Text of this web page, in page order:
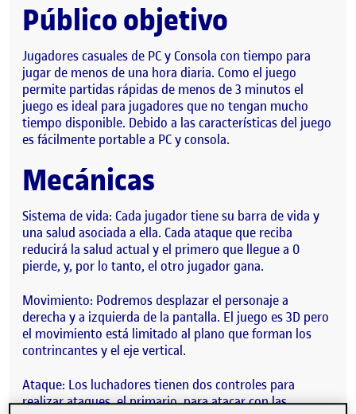
Público objetivo
Jugadores casuales de PC y Consola con tiempo para
jugar de menos de una hora diaria. Como el juego
permite partidas rápidas de menos de 3 minutos el
juego es ideal para jugadores que no tengan mucho
tiempo disponible. Debido a las características del juego
es fácilmente portable a PC y consola.
Mecánicas
Sistema de vida: Cada jugador tiene su barra de vida y
una salud asociada a ella. Cada ataque que reciba
reducirá la salud actual y el primero que llegue a 0
pierde, y, por lo tanto, el otro jugador gana.
Movimiento: Podremos desplazar el personaje a
derecha y a izquierda de la pantalla. El juego es 3D pero
el movimiento está limitado al plano que forman los
contrincantes y el eje vertical.
Ataque: Los luchadores tienen dos controles para
realizar ataques, el primario, para atacar con las